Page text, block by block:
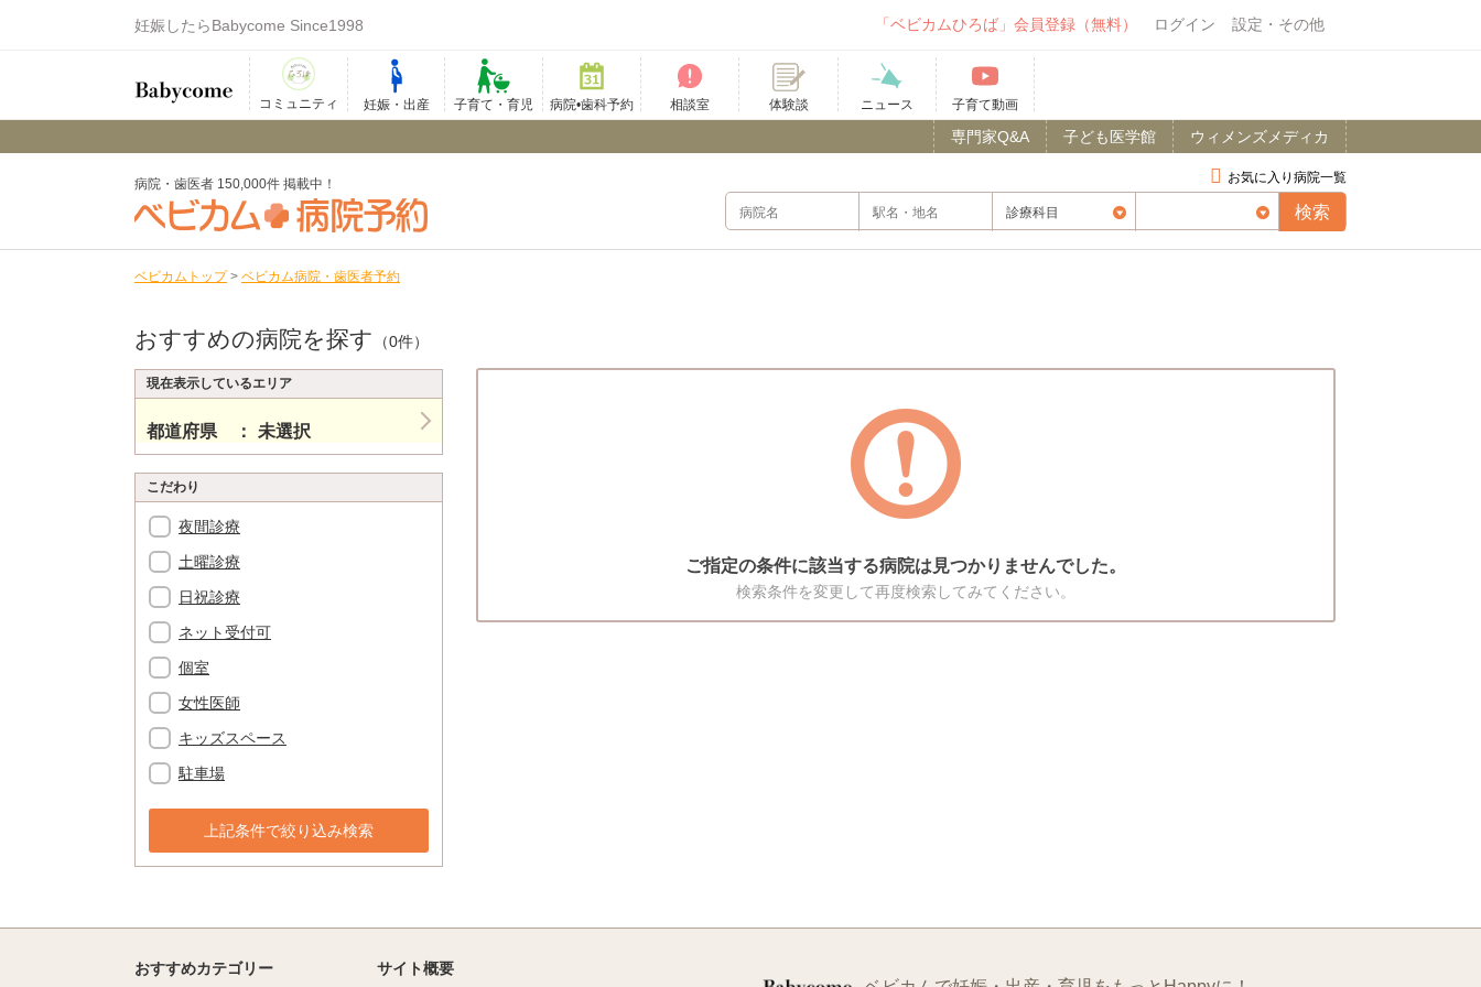
妊娠したらBabycome Since1998 「ベビカムひろば」会員登録（無料） ログイン 設定・その他
コミュニティ 妊娠・出産 子育て・育児 病院•歯科予約 相談室 体験談 ニュース 子育て動画
ウィメンズメディカ
子ども医学館
専門家Q&A
お気に入り病院一覧
病院・歯医者 150,000件 掲載中！
ベビカムトップ > ベビカム病院・歯医者予約
おすすめの病院を探す （0件）
現在表示しているエリア
都道府県 未選択
こだわり
夜間診療
土曜診療
日祝診療
ネット受付可
個室
女性医師
キッズスペース
駐車場
上記条件で絞り込み検索
ご指定の条件に該当する病院は見つかりませんでした。
検索条件を変更して再度検索してみてください。
おすすめカテゴリー サイト概要